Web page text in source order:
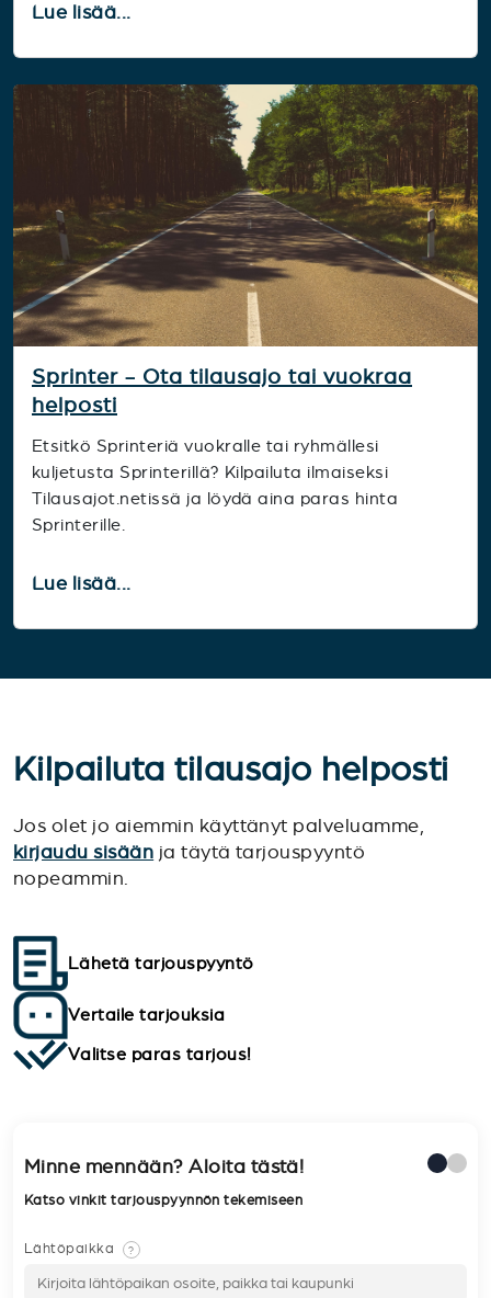
Lue lisää...
Sprinter - Ota tilausajo tai vuokraa
helposti
Etsitkö Sprinteriä vuokralle tai ryhmällesi
kuljetusta Sprinterillä? Kilpailuta ilmaiseksi
Tilausajot.netissä ja löydä aina paras hinta
Sprinterille.
Lue lisää...
Kilpailuta tilausajo helposti
Jos olet jo aiemmin käyttänyt palveluamme,
kirjaudu sisään ja täytä tarjouspyyntö
nopeammin.
Lähetä tarjouspyyntö
Vertaile tarjouksia
Valitse paras tarjous!
Minne mennään? Aloita tästä!
Katso vinkit tarjouspyynnön tekemiseen
Lähtöpaikka ?